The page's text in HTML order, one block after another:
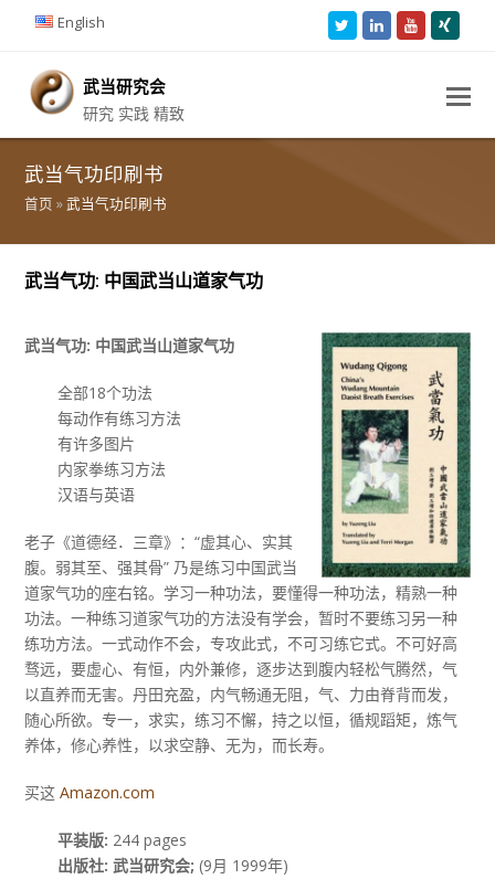
English TwitterLinkedInYoutube
武当研究会
研究 实践 精致
武当气功印刷书
首页 »武当气功印刷书
武当气功: 中国武当山道家气功
武当气功: 中国武当山道家气功
全部18个功法
每动作有练习方法
有许多图片
内家拳练习方法
汉语与英语
老子《道德经．三章》：“虚其心、实其
腹。弱其至、强其骨” 乃是练习中国武当
道家气功的座右铭。学习一种功法，要懂得一种功法，精熟一种
功法。一种练习道家气功的方法没有学会，暂时不要练习另一种
练功方法。一式动作不会，专攻此式，不可习练它式。不可好高
骛远，要虚心、有恒，内外兼修，逐步达到腹内轻松气腾然，气
以直养而无害。丹田充盈，内气畅通无阻，气、力由脊背而发，
随心所欲。专一，求实，练习不懈，持之以恒，循规蹈矩，炼气
养体，修心养性，以求空静、无为，而长寿。
买这Amazon.com
平装版: 244 pages
出版社: 武当研究会; (9月 1999年)